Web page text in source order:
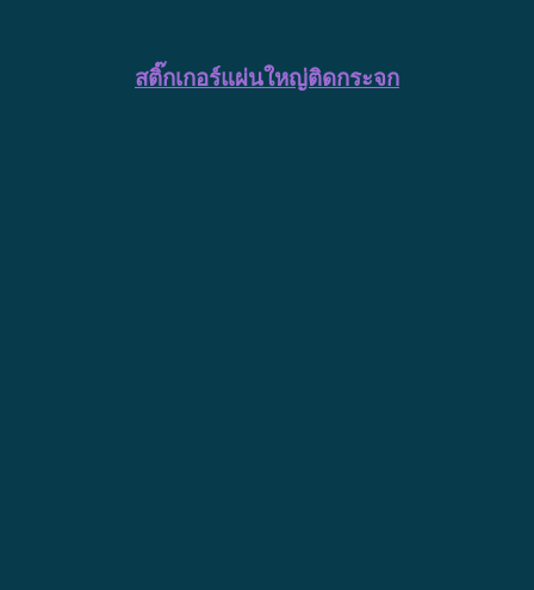
สติ๊กเกอร์แผ่นใหญ่ติดกระจก